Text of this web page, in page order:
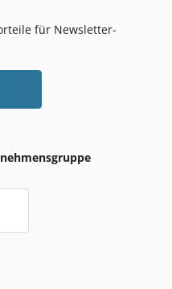
für Newsletter-